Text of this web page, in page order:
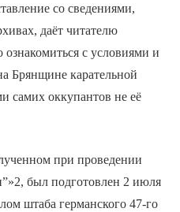
со сведениями,
даёт читателю
с условиями и
Брянщине карательной
самих оккупантов не её
при проведении
был подготовлен 2 июля
штаба германского 47-го